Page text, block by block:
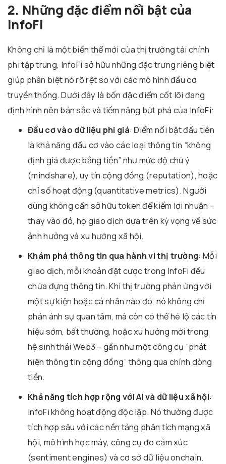
2. Những đặc điểm nổi bật của
InfoFi
Không chỉ là một biến thể mới của thị trường tài chính
phi tập trung, InfoFi sở hữu những đặc trưng riêng biệt
giúp phân biệt nó rõ rệt so với các mô hình đầu cơ
truyền thống. Dưới đây là bốn đặc điểm cốt lõi đang
định hình nên bản sắc và tiềm năng bứt phá của InfoFi:
Đầu cơ vào dữ liệu phi giá: Điểm nổi bật đầu tiên
là khả năng đầu cơ vào các loại thông tin “không
định giá được bằng tiền” như mức độ chú ý
(mindshare), uy tín cộng đồng (reputation), hoặc
chỉ số hoạt động (quantitative metrics). Người
dùng không cần sở hữu token để kiếm lợi nhuận –
thay vào đó, họ giao dịch dựa trên kỳ vọng về sức
ảnh hưởng và xu hướng xã hội.
Khám phá thông tin qua hành vi thị trường: Mỗi
giao dịch, mỗi khoản đặt cược trong InfoFi đều
chứa đựng thông tin. Khi thị trường phản ứng với
một sự kiện hoặc cá nhân nào đó, nó không chỉ
phản ánh sự quan tâm, mà còn có thể hé lộ các tín
hiệu sớm, bất thường, hoặc xu hướng mới trong
hệ sinh thái Web3 – gần như một công cụ “phát
hiện thông tin cộng đồng” thông qua chính dòng
tiền.
Khả năng tích hợp rộng với AI và dữ liệu xã hội:
InfoFi không hoạt động độc lập. Nó thường được
tích hợp sâu với các nền tảng phân tích mạng xã
hội, mô hình học máy, công cụ đo cảm xúc
(sentiment engines) và cơ sở dữ liệu onchain.